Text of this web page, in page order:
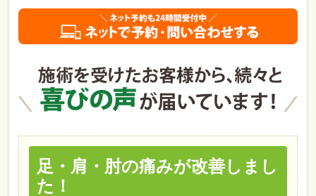
足・肩・肘の痛みが改善しまし
た！